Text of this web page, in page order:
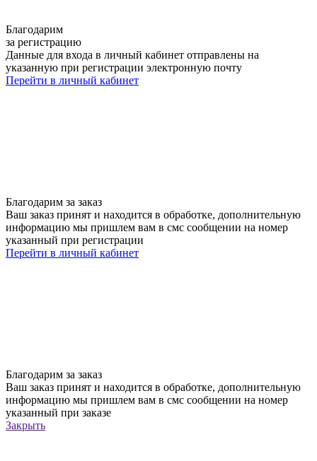
Благодарим
за регистрацию
Данные для входа в личный кабинет отправлены на
указанную при регистрации электронную почту
Перейти в личный кабинет
Благодарим за заказ
Ваш заказ принят и находится в обработке, дополнительную
информацию мы пришлем вам в смс сообщении на номер
указанный при регистрации
Перейти в личный кабинет
Благодарим за заказ
Ваш заказ принят и находится в обработке, дополнительную
информацию мы пришлем вам в смс сообщении на номер
указанный при заказе
Закрыть